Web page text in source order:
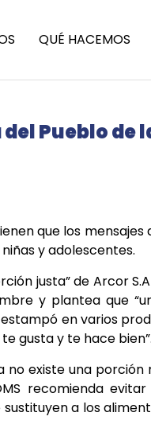
QUÉ HACEMOS
Pueblo de
que los
y adolescentes.
justa” de Arcor
y plantea que
en varios
gusta y te hace bien”.
no existe una
recomienda
a los